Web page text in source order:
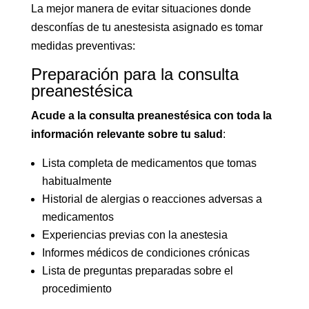
La mejor manera de evitar situaciones donde
desconfías de tu anestesista asignado es tomar
medidas preventivas:
Preparación para la consulta
preanestésica
Acude a la consulta preanestésica con toda la
información relevante sobre tu salud :
Lista completa de medicamentos que tomas
habitualmente
Historial de alergias o reacciones adversas a
medicamentos
Experiencias previas con la anestesia
Informes médicos de condiciones crónicas
Lista de preguntas preparadas sobre el
procedimiento